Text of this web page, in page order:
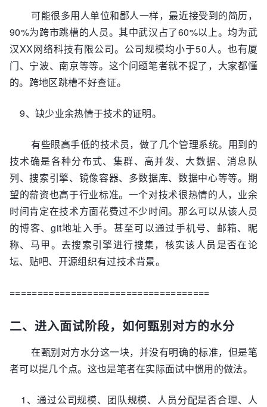
可能很多用人单位和鄙人一样，最近接受到的简历，
90%为跨市跳槽的人员。其中武汉占了60%以上。均为武
汉XX网络科技有限公司。公司规模均小于50人。也有厦
门、宁波、南京等等。这个问题笔者就不提了，大家都懂
的。跨地区跳槽不好查证。
9、缺少业余热情于技术的证明。
有些眼高手低的技术员，做了几个管理系统。用到的
技术确是各种分布式、集群、高并发、大数据、消息队
列、搜索引擎、镜像容器、多数据库、数据中心等等。期
望的薪资也高于行业标准。一个对技术很热情的人，业余
时间肯定在技术方面花费过不少时间。那么可以从该人员
的博客、git地址入手。甚至可以通过手机号、邮箱、昵
称、马甲。去搜索引擎进行搜集，核实该人员是否在论
坛、贴吧、开源组织有过技术背景。
====================================
二、进入面试阶段，如何甄别对方的水分
在甄别对方水分这一块，并没有明确的标准，但是笔
者可以提几个点。这也是笔者在实际面试中惯用的做法。
1、通过公司规模、团队规模、人员分配是否合理、人